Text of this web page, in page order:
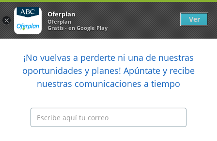

Anterior
arrow_back Newsletter
¡No vuelvas a perderte ni una de nuestras
oportunidades y planes! Apúntate y recibe
nuestras comunicaciones a tiempo
×
Oferplan
Oferplan
Gratis - en Google Play
Ver